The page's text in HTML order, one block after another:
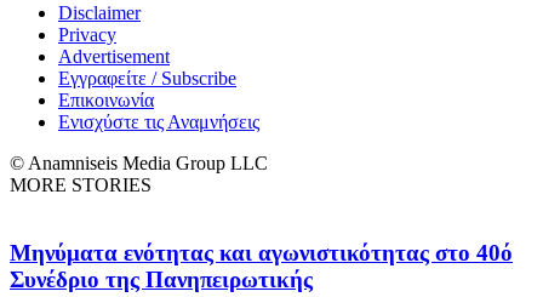
Disclaimer
Privacy
Advertisement
Εγγραφείτε / Subscribe
Επικοινωνία
Ενισχύστε τις Αναμνήσεις
© Anamniseis Media Group LLC
MORE STORIES
Μηνύματα ενότητας και αγωνιστικότητας στο 40ό
Συνέδριο της Πανηπειρωτικής